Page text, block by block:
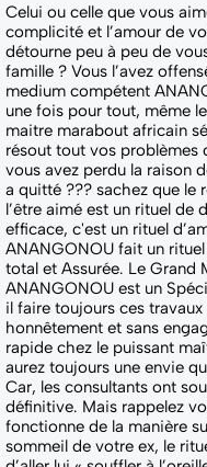
Celui ou celle que vous
complicité et l’amour de
détourne peu à peu de
famille ? Vous l’avez
medium compétent
une fois pour tout, même
maitre marabout africain
résout tout vos problèmes
vous avez perdu la raison
a quitté ??? sachez que
l’être aimé est un rituel de
efficace, c'est un rituel
ANANGONOU fait un
total et Assurée. Le Grand
ANANGONOU est un
il faire toujours ces
honnêtement et sans
rapide chez le puissant
aurez toujours une envie
Car, les consultants ont
définitive. Mais rappelez
fonctionne de la manière
sommeil de votre ex, le